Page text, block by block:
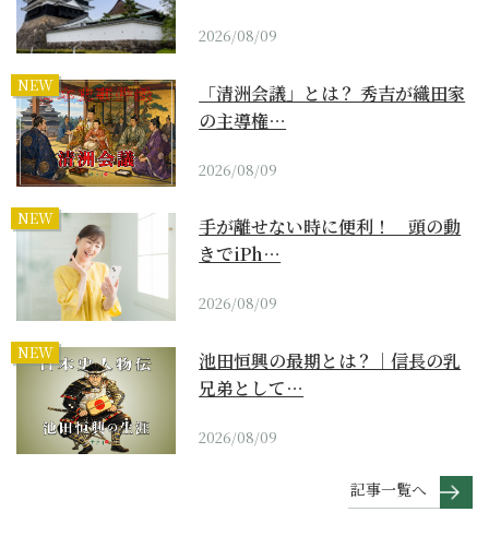
2026/08/09
NEW
「清洲会議」とは？ 秀吉が織田家
の主導権…
2026/08/09
NEW
手が離せない時に便利！ 頭の動
きでiPh…
2026/08/09
NEW
池田恒興の最期とは？｜信長の乳
兄弟として…
2026/08/09
記事一覧へ